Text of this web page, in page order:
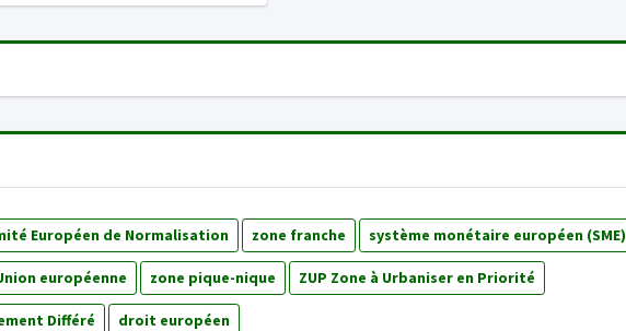
Européen de Normalisation zone franche système monétaire européen (SME)
européenne zone pique-nique ZUP Zone à Urbaniser en Priorité
Différé droit européen